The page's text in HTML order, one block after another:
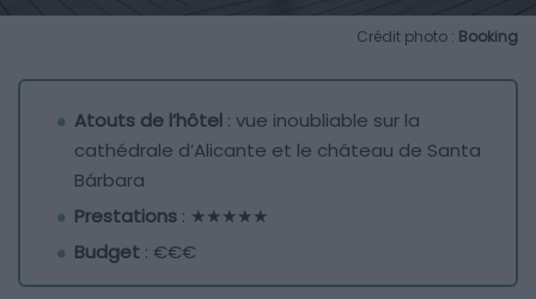
Crédit photo : Booking
Atouts de l’hôtel : vue inoubliable sur la
cathédrale d’Alicante et le château de Santa
Bárbara
Prestations : ★★★★★
Budget : €€€